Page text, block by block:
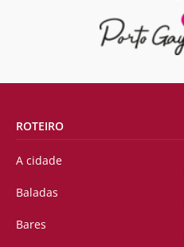
ROTEIRO
A cidade
Baladas
Bares